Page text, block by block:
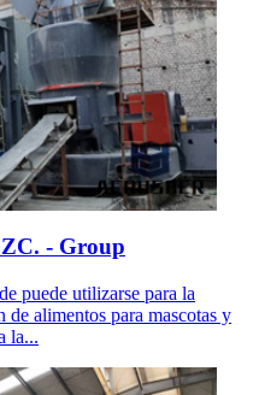
- Group
puede utilizarse para la
alimentos para mascotas y
la...